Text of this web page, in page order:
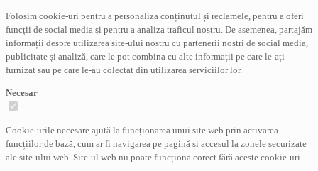
Folosim cookie-uri pentru a personaliza conținutul și reclamele, pentru a oferi
funcții de social media și pentru a analiza traficul nostru. De asemenea, partajăm
informații despre utilizarea site-ului nostru cu partenerii noștri de social media,
publicitate și analiză, care le pot combina cu alte informații pe care le-ați
furnizat sau pe care le-au colectat din utilizarea serviciilor lor.
Necesar
Cookie-urile necesare ajută la funcționarea unui site web prin activarea
funcțiilor de bază, cum ar fi navigarea pe pagină și accesul la zonele securizate
ale site-ului web. Site-ul web nu poate funcționa corect fără aceste cookie-uri.